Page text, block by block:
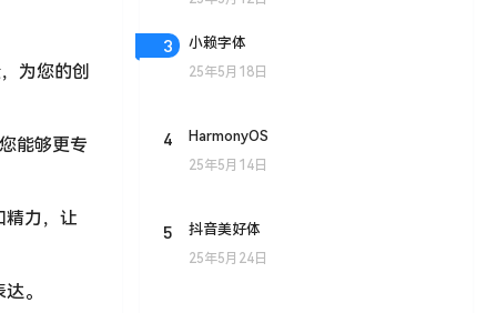
为您的创
能够更专
力，让
。
3 小赖字体
25年5月18日
4 HarmonyOS
25年5月14日
5 抖音美好体
25年5月24日